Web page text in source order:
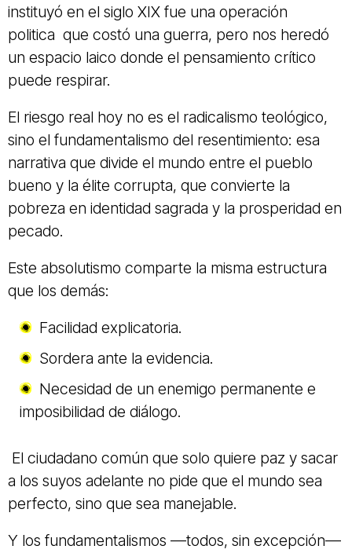
instituyó en el siglo XIX fue una operación
politica que costó una guerra, pero nos heredó
un espacio laico donde el pensamiento crítico
puede respirar.
El riesgo real hoy no es el radicalismo teológico,
sino el fundamentalismo del resentimiento: esa
narrativa que divide el mundo entre el pueblo
bueno y la élite corrupta, que convierte la
pobreza en identidad sagrada y la prosperidad en
pecado.
Este absolutismo comparte la misma estructura
que los demás:
Facilidad explicatoria.
Sordera ante la evidencia.
Necesidad de un enemigo permanente e
imposibilidad de diálogo.
El ciudadano común que solo quiere paz y sacar
a los suyos adelante no pide que el mundo sea
perfecto, sino que sea manejable.
Y los fundamentalismos —todos, sin excepción—